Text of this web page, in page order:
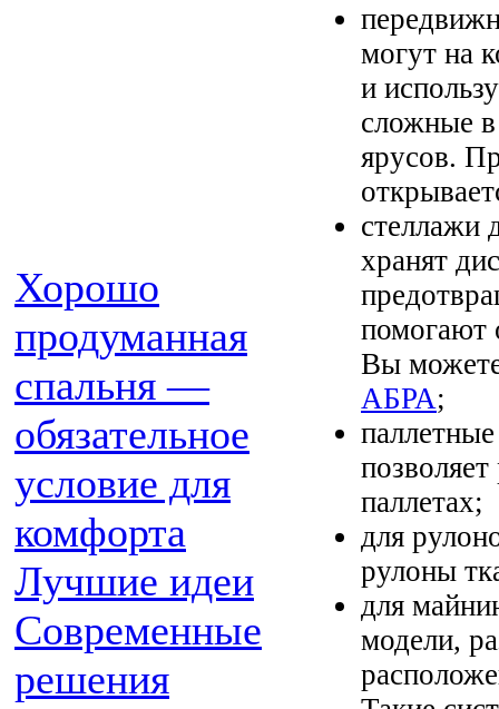
Хорошо
продуманная
спальня —
обязательное
условие для
комфорта
Лучшие идеи
Современные
решения
могут на
и
сложные
ярусов.
стеллажи
хранят
помогают
Вы
АБРА;
паллетах;
для
рулоны
для
модели,